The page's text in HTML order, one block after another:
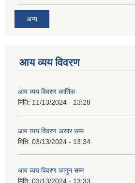
अन्य
आय व्यय विवरण
आय व्यय विवरण कार्तिक
मिति: 11/13/2024 - 13:28
आय व्यय विवरण असार सम्म
मिति: 03/13/2024 - 13:34
आय व्यय विवरण फागुन सम्म
मिति: 03/13/2024 - 13:33